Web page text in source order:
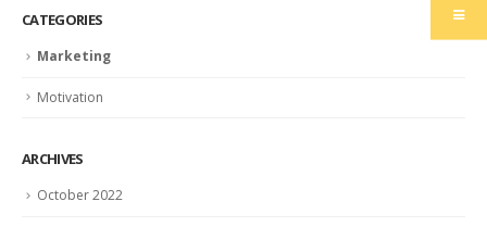
CATEGORIES
Marketing
Motivation
ARCHIVES
October 2022